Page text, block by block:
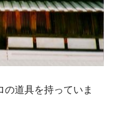
道具を持っていま